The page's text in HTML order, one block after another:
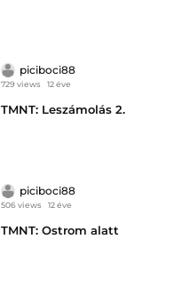
piciboci88
729 views 12 éve
TMNT: Leszámolás 2.
piciboci88
506 views 12 éve
TMNT: Ostrom alatt